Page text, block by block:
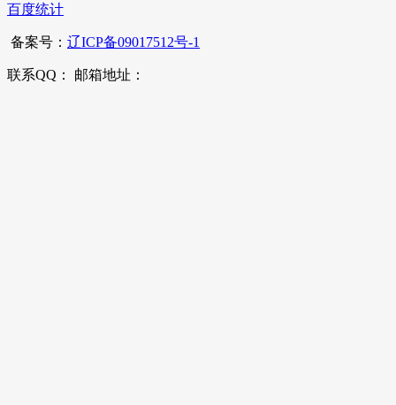
百度统计
备案号： 辽ICP备09017512号-1
联系QQ： 邮箱地址：